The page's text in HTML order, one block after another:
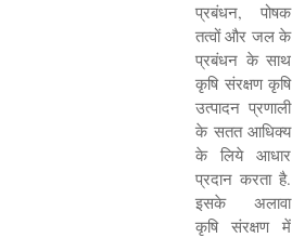
प्रबंधन, पोषक
तत्वों और जल के
प्रबंधन के साथ
कृषि संरक्षण कृषि
उत्पादन प्रणाली
के सतत आधिक्य
के लिये आधार
प्रदान करता है.
इसके अलावा
कृषि संरक्षण में